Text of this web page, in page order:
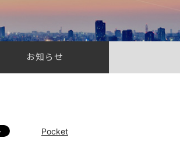
お知らせ
Pocket